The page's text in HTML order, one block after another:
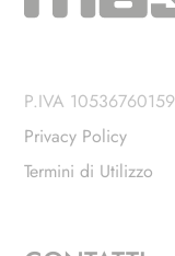
P.IVA 10536760159
Privacy Policy
Termini di Utilizzo